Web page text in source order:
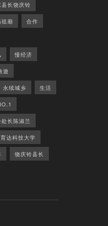
县长饶庆铃
廟 合作
慢经济
遊
永续城乡 生活
长陈淑兰
育达科技大学
饶庆铃县长